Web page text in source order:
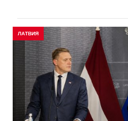
ЛАТВИЯ